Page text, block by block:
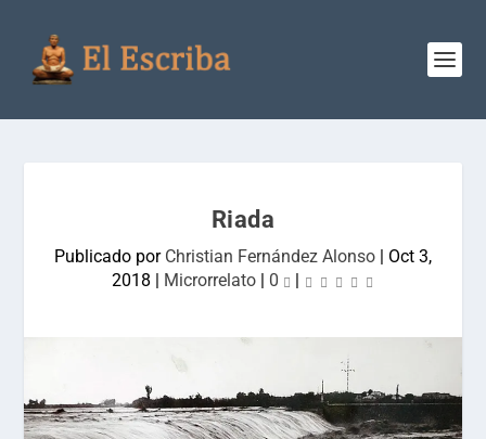
Riada
Publicado por Christian Fernández Alonso | Oct 3,
2018| Microrrelato| 0 |